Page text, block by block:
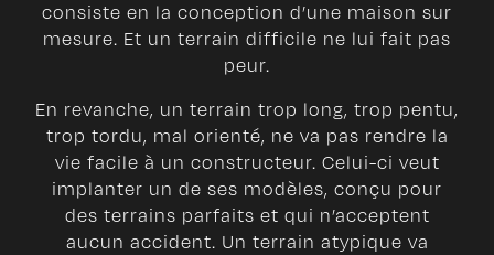
consiste en la conception d’une maison sur
mesure. Et un terrain difficile ne lui fait pas
peur.
En revanche, un terrain trop long, trop pentu,
trop tordu, mal orienté, ne va pas rendre la
vie facile à un constructeur. Celui-ci veut
implanter un de ses modèles, conçu pour
des terrains parfaits et qui n’acceptent
aucun accident. Un terrain atypique va